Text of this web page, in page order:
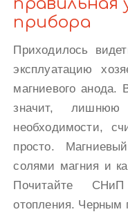
правильная
прибора
Приходилось
эксплуатацию
магниевого анода.
значит, лишнюю
необходимости,
просто.
солями магния и
Почитайте
отопления. Черным